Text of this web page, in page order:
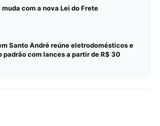
muda com a nova Lei do Frete
Santo André reúne eletrodomésticos e
padrão com lances a partir de R$ 30